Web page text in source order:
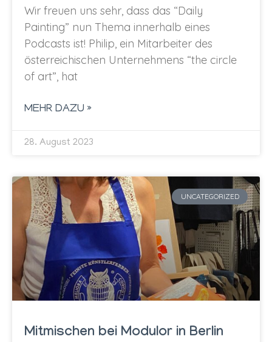
Wir freuen uns sehr, dass das “Daily
Painting” nun Thema innerhalb eines
Podcasts ist! Philip, ein Mitarbeiter des
österreichischen Unternehmens “the circle
of art”, hat
MEHR DAZU »
28. August 2023
UNCATEGORIZED
Mitmischen bei Modulor in Berlin